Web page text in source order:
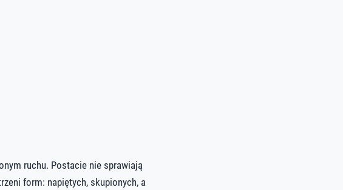
ruchu. Postacie nie sprawiają
form: napiętych, skupionych, a